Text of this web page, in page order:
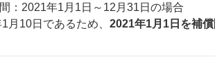
：2021年1月1日～12月31日の場合
月10日であるため、 2021年1月1日を補